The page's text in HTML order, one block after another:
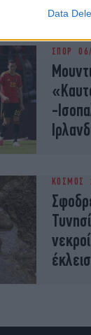
Data
ΣΠΟΡ
-
ΚΟΣΜΟΣ